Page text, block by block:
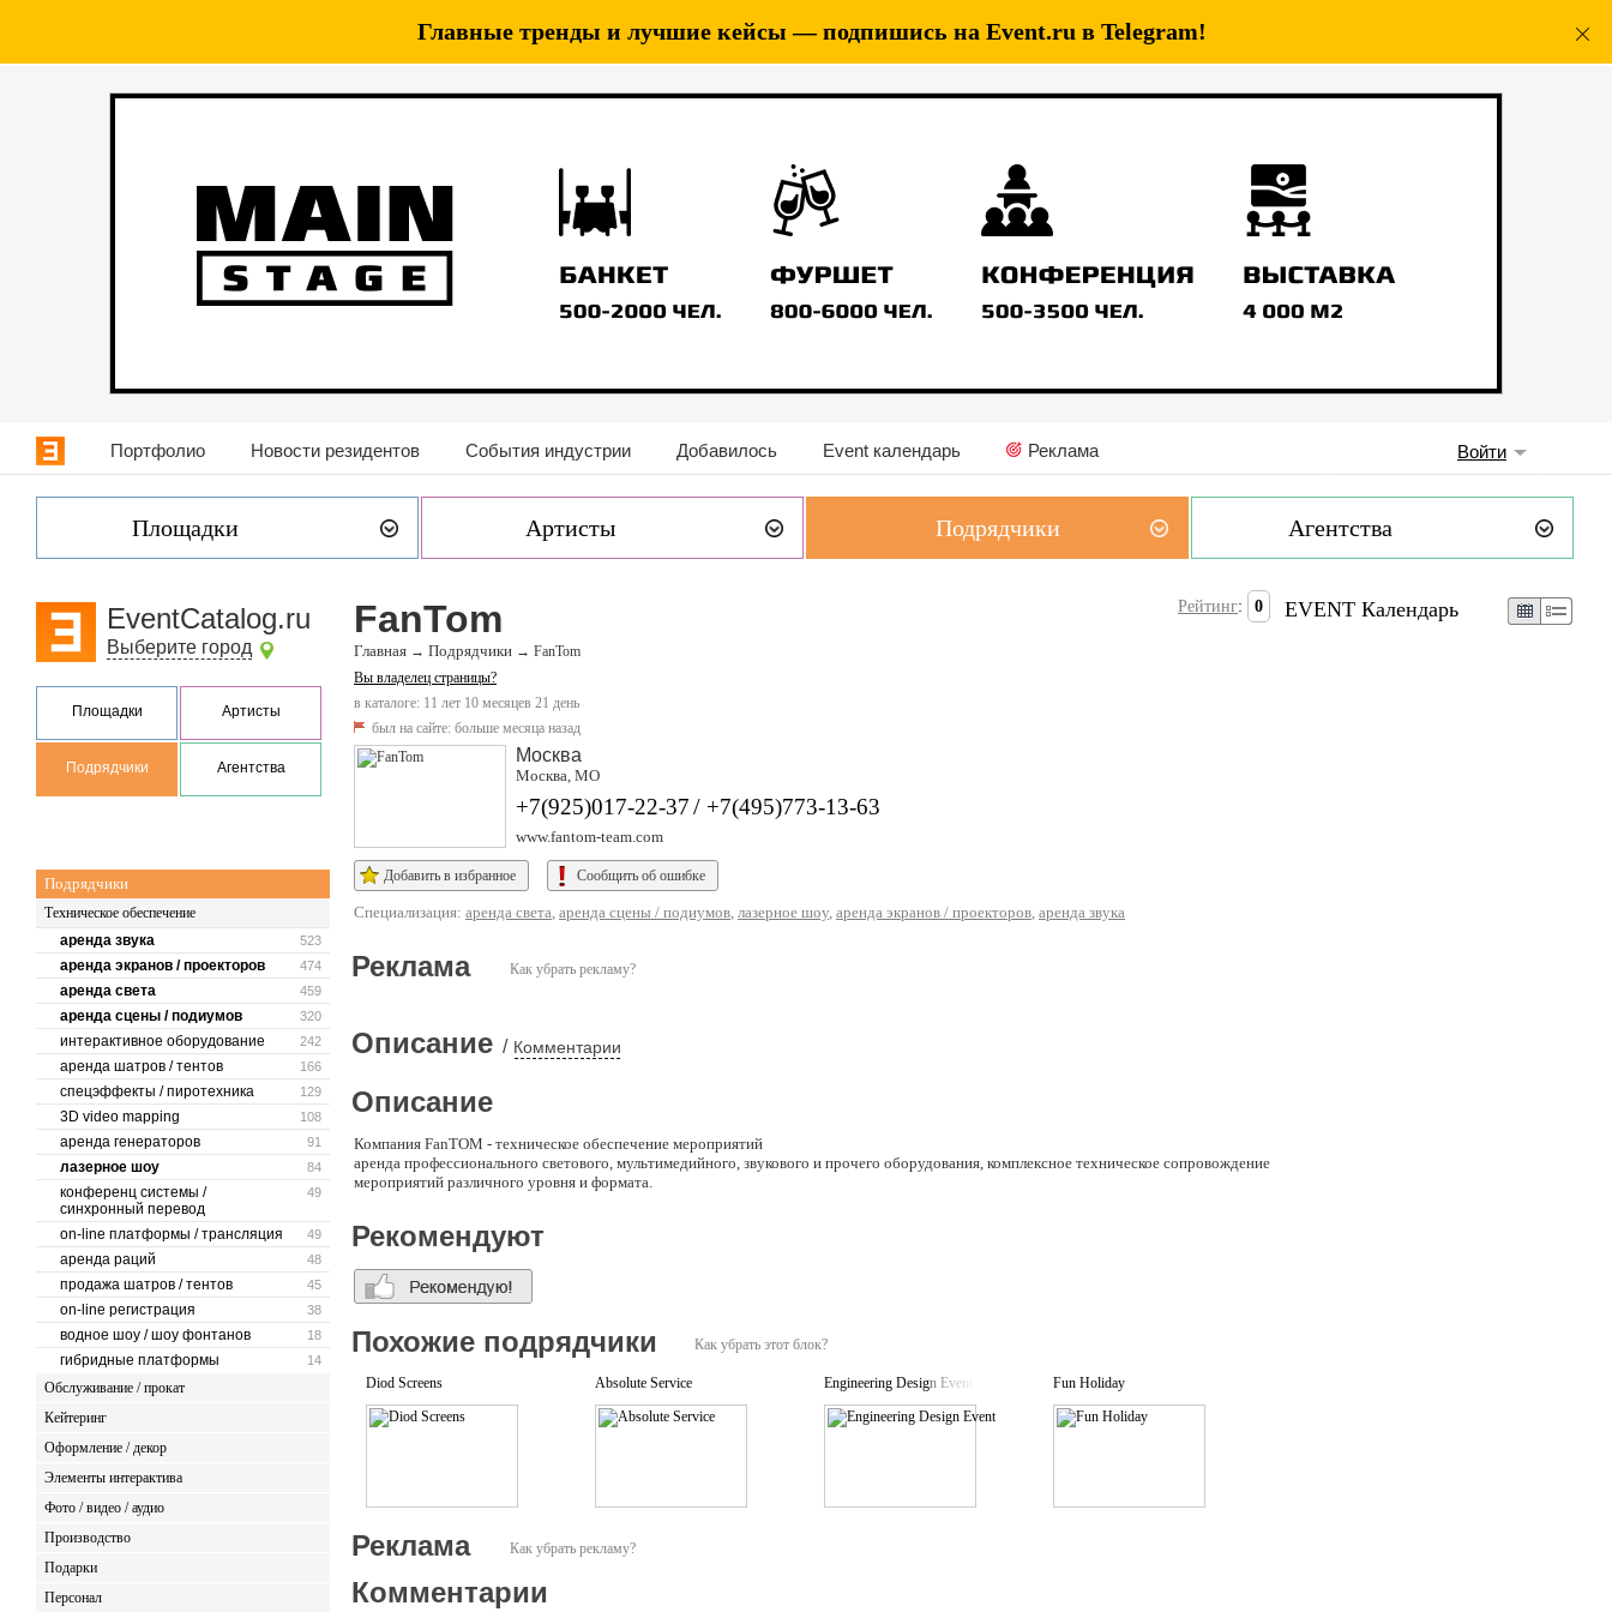
Главные тренды и лучшие кейсы — подпишись на Event.ru в Telegram!
Портфолио Новости резидентов События индустрии Добавилось Event календарь Реклама Войти
Площадки Артисты Подрядчики Агентства
EventCatalog.ru
Выберите город
Площадки Артисты
Подрядчики Агентства
Подрядчики
Техническое обеспечение
523
аренда звука
474
аренда экранов / проекторов
459
аренда света
320
аренда сцены / подиумов
242
интерактивное оборудование
166
аренда шатров / тентов
129
спецэффекты / пиротехника
108
3D video mapping
91
аренда генераторов
84
лазерное шоу
49
конференц системы /
синхронный перевод
49
on-line платформы / трансляция
48
аренда раций
45
продажа шатров / тентов
38
on-line регистрация
18
водное шоу / шоу фонтанов
14
гибридные платформы
Обслуживание / прокат
Кейтеринг
Оформление / декор
Элементы интерактива
Фото / видео / аудио
Производство
Подарки
Персонал
FanTom
Главная → Подрядчики → FanTom
Вы владелец страницы?
в каталоге: 11 лет 10 месяцев 21 день
был на сайте: больше месяца назад
Рейтинг: 0
Москва
Москва, МО
+7(925)017-22-37/ +7(495)773-13-63
www.fantom-team.com
Добавить в избранное Сообщить об ошибке
Специализация: аренда света, аренда сцены / подиумов, лазерное шоу, аренда экранов / проекторов, аренда звука
Как убрать рекламу?
Реклама
Описание / Комментарии
Описание
Компания FanTOM - техническое обеспечение мероприятий
аренда профессионального светового, мультимедийного, звукового и прочего оборудования, комплексное техническое сопровождение
мероприятий различного уровня и формата.
Рекомендуют
Как убрать этот блок?
Похожие подрядчики
Diod Screens Absolute Service Engineering Design Event Fun Holiday
Как убрать рекламу?
Реклама
Комментарии
EVENT Календарь